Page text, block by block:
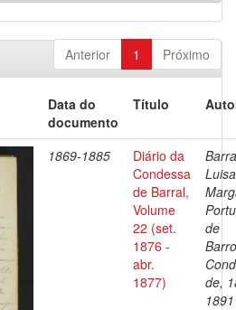
Anterior 1 Próximo
Data do
documento
Título
1869-1885
Diário da
Condessa
de Barral,
Volume
22 (set.
1876 -
abr.
1877)
Luisa
de
de,
1891